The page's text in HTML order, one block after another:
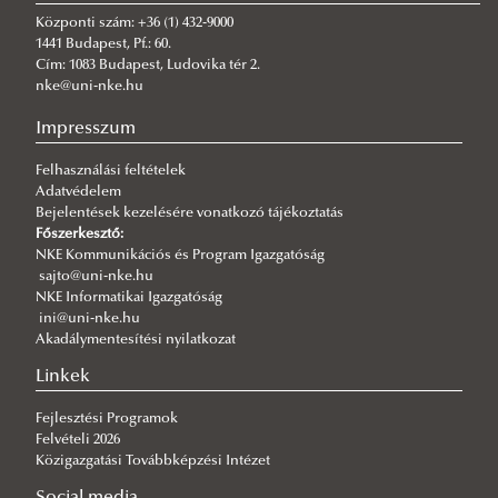
színvonalon működjék
2026/08/03
Még nem késő jelentkezni a KTI szakirányú továbbképzéseire
Fordulat jöhet: megszűnhet a hatóság előtti hazugság
2026/07/30
Q-s/D-s pályázati felhívás
2026/07/30
Új esély a továbbtanulásra: válaszd az NKE-t a pótfelvételin!
2026/07/29
A gyermek mindenek felett
2026/07/27
Hamarosan indul a jelentkezés az egyetemi pótfelvételire
Központi szám: +36 (1) 432-9000
1441 Budapest, Pf.: 60.
Cím: 1083 Budapest, Ludovika tér 2.
nke@uni-nke.hu
Impresszum
Felhasználási feltételek
Adatvédelem
Bejelentések kezelésére vonatkozó tájékoztatás
Főszerkesztő:
NKE Kommunikációs és Program Igazgatóság
sajto@uni-nke.hu
NKE Informatikai Igazgatóság
ini@uni-nke.hu
Akadálymentesítési nyilatkozat
Linkek
Fejlesztési Programok
Felvételi 2026
Közigazgatási Továbbképzési Intézet